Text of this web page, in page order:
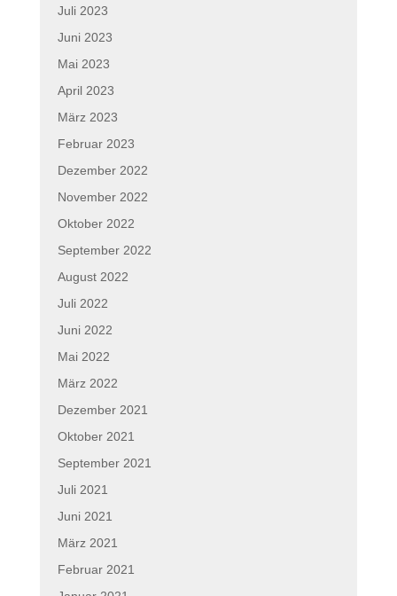
Juli 2023
Juni 2023
Mai 2023
April 2023
März 2023
Februar 2023
Dezember 2022
November 2022
Oktober 2022
September 2022
August 2022
Juli 2022
Juni 2022
Mai 2022
März 2022
Dezember 2021
Oktober 2021
September 2021
Juli 2021
Juni 2021
März 2021
Februar 2021